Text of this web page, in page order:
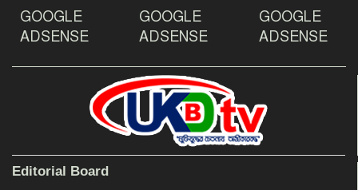
দেশ রক্ষায় প্রগতিশীল সাংবাদিকদের ভুমিকা গুরুত্বপূর্ণ
-মহিবুল হাসান চৌধুরী
আহলে সুন্নাত এর কার্যক্রম বাস্তবায়নের আহ্বান
GOOGLE
ADSENSE
GOOGLE
ADSENSE
GOOGLE
ADSENSE
Editorial Board